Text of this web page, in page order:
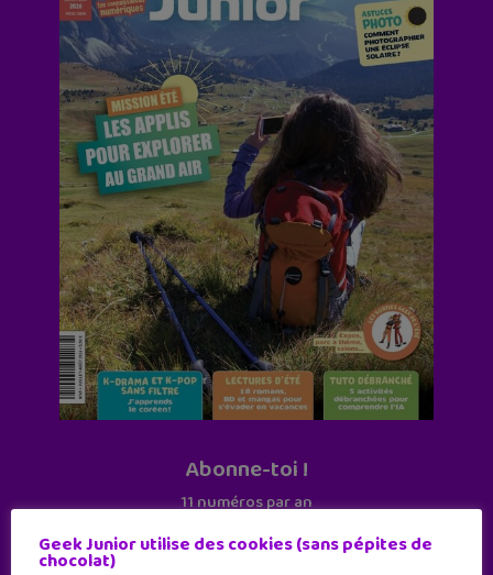
Abonne-toi !
11 numéros par an
Geek Junior utilise des cookies (sans pépites de
chocolat)